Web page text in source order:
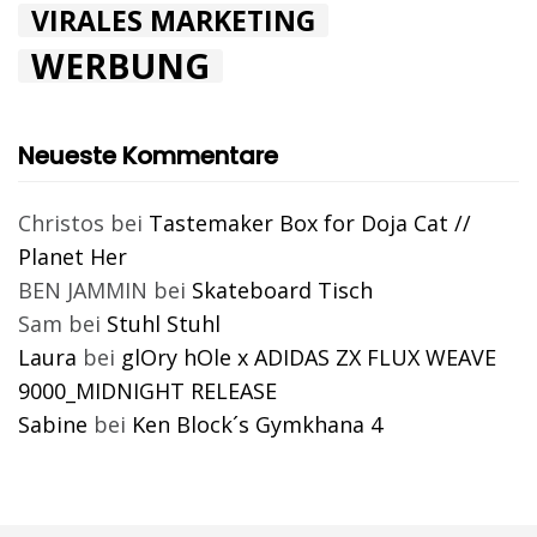
VIRALES MARKETING
WERBUNG
Neueste Kommentare
Christos bei Tastemaker Box for Doja Cat //
Planet Her
BEN JAMMIN bei Skateboard Tisch
Sam bei Stuhl Stuhl
Laura bei glOry hOle x ADIDAS ZX FLUX WEAVE
9000_MIDNIGHT RELEASE
Sabine bei Ken Block´s Gymkhana 4